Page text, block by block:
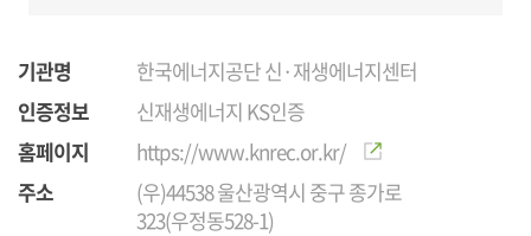
기관명
한국에너지공단 신·재생에너지센터
인증정보
신재생에너지 KS인증
홈페이지
https://www.knrec.or.kr/
주소
(우)44538 울산광역시 중구 종가로
323(우정동528-1)